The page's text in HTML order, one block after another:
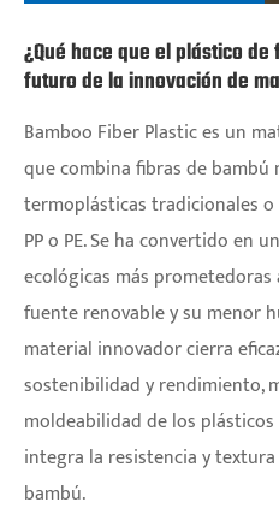
¿Qué hace que el plástico
futuro de la innovación de
Bamboo Fiber Plastic es un
que combina fibras de bambú
termoplásticas tradicionales o
PP o PE. Se ha convertido en
ecológicas más
fuente renovable y su menor
material innovador cierra
sostenibilidad y rendimiento,
moldeabilidad de los
integra la resistencia y
bambú.